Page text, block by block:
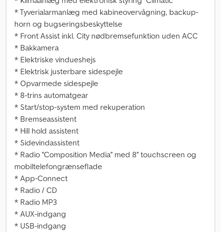
* Tyverialarmanlæg med kabineovervågning, backup-
horn og bugseringsbeskyttelse
* Front Assist inkl. City nødbremsefunktion uden ACC
* Bakkamera
* Elektriske vindueshejs
* Elektrisk justerbare sidespejle
* Opvarmede sidespejle
* 8-trins automatgear
* Start/stop-system med rekuperation
* Bremseassistent
* Hill hold assistent
* Sidevindassistent
* Radio ''Composition Media'' med 8'' touchscreen og
mobiltelefongrænseflade
* App-Connect
* Radio / CD
* Radio MP3
* AUX-indgang
* USB-indgang